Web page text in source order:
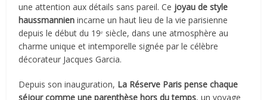
une attention aux détails sans pareil. Ce joyau de style
haussmannien incarne un haut lieu de la vie parisienne
depuis le début du 19ᵉ siècle, dans une atmosphère au
charme unique et intemporelle signée par le célèbre
décorateur Jacques Garcia.
Depuis son inauguration, La Réserve Paris pense chaque
séjour comme une parenthèse hors du temps, un voyage